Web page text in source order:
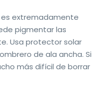
es extremadamente
pigmentar las
Usa protector solar
de ala ancha. Si
más difícil de borrar